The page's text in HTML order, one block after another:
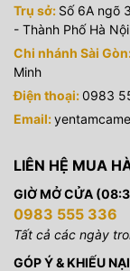
Trụ sở: Số 6A ngõ
- Thành Phố Hà Nội
Chi nhánh Sài
Minh
Điện thoại:0983
Email:
LIÊN HỆ MUA
GIỜ MỞ CỬA
0983 555 336
Tất cả các ngày
GÓP Ý & KHIẾU